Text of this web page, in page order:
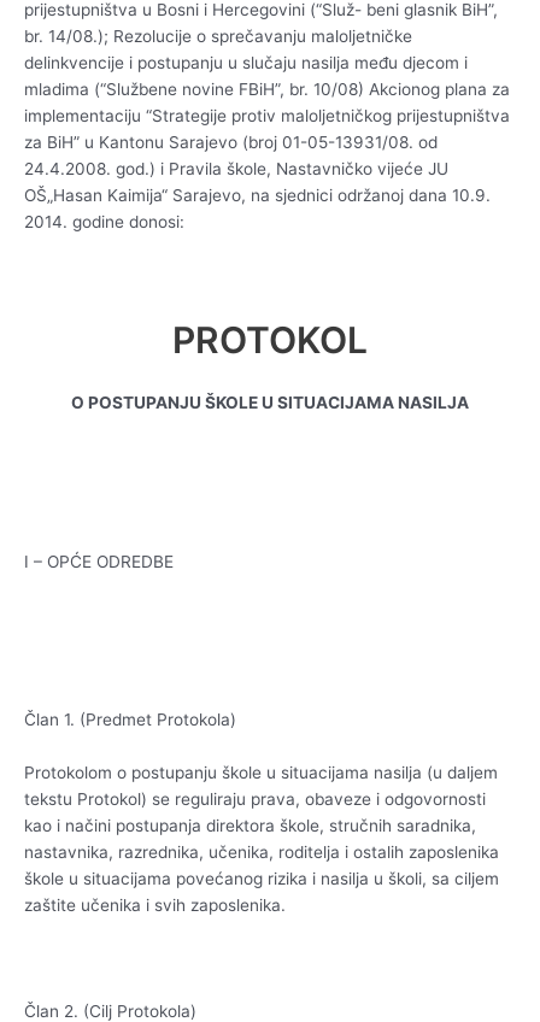
prijestupništva u Bosni i Hercegovini (“Služ- beni glasnik BiH”,
br. 14/08.); Rezolucije o sprečavanju maloljetničke
delinkvencije i postupanju u slučaju nasilja među djecom i
mladima (“Službene novine FBiH”, br. 10/08) Akcionog plana za
implementaciju “Strategije protiv maloljetničkog prijestupništva
za BiH” u Kantonu Sarajevo (broj 01-05-13931/08. od
24.4.2008. god.) i Pravila škole, Nastavničko vijeće JU
OŠ„Hasan Kaimija“ Sarajevo, na sjednici održanoj dana 10.9.
2014. godine donosi:
PROTOKOL
O POSTUPANJU ŠKOLE U SITUACIJAMA NASILJA
I – OPĆE ODREDBE
Član 1. (Predmet Protokola)
Protokolom o postupanju škole u situacijama nasilja (u daljem
tekstu Protokol) se reguliraju prava, obaveze i odgovornosti
kao i načini postupanja direktora škole, stručnih saradnika,
nastavnika, razrednika, učenika, roditelja i ostalih zaposlenika
škole u situacijama povećanog rizika i nasilja u školi, sa ciljem
zaštite učenika i svih zaposlenika.
Član 2. (Cilj Protokola)